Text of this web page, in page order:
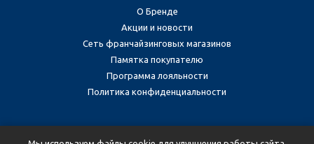
О Бренде
Акции и новости
Сеть франчайзинговых магазинов
Памятка покупателю
Программа лояльности
Политика конфиденциальности
Присоединяйтесь к нам в социальных сетях: